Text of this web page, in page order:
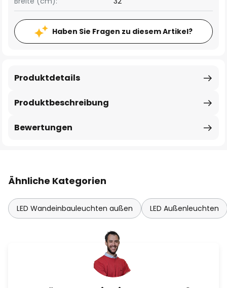
Haben Sie Fragen zu diesem Artikel?
Produktbeschreibung
Produktdetails
Bewertungen
Ähnliche Kategorien
LED Wandeinbauleuchten außen LED Außenleuchten